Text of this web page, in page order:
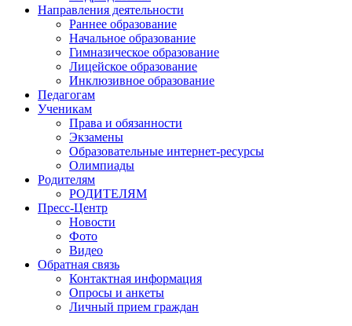
Направления деятельности
Раннее образование
Начальное образование
Гимназическое образование
Лицейское образование
Инклюзивное образование
Педагогам
Ученикам
Права и обязанности
Экзамены
Образовательные интернет-ресурсы
Олимпиады
Родителям
РОДИТЕЛЯМ
Пресс-Центр
Новости
Фото
Видео
Обратная связь
Контактная информация
Опросы и анкеты
Личный прием граждан